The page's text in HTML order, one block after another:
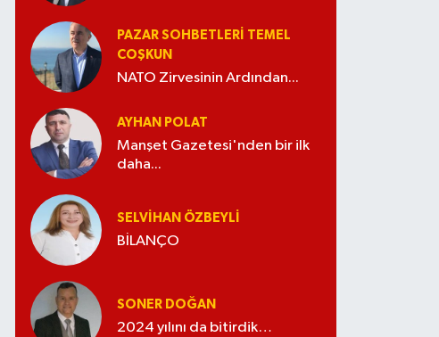
PAZAR SOHBETLERI TEMEL
COŞKUN
NATO Zirvesinin Ardından...
AYHAN POLAT
Manşet Gazetesi'nden bir ilk
daha...
SELVIHAN ÖZBEYLI
BİLANÇO
SONER DOĞAN
2024 yılını da bitirdik…